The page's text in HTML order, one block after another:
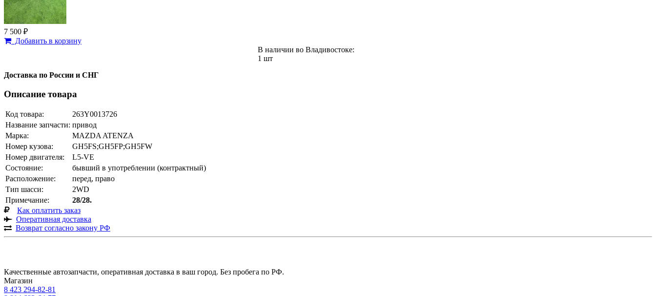
7 500 ₽
Добавить в корзину
В наличии во Владивостоке:
1 шт
Доставка по России и СНГ
Описание товара
Код товара:
263Y0013726
Название запчасти: привод
Марка:
MAZDA ATENZA
Номер кузова:
GH5FS;GH5FP;GH5FW
Номер двигателя:
L5-VE
Состояние:
бывший в употреблении (контрактный)
Расположение:
перед, право
Тип шасси:
2WD
Примечание:
28/28.
Как оплатить заказ
Оперативная доставка
Возврат согласно закону РФ
Качественные автозапчасти, оперативная доставка в ваш город. Без пробега по РФ.
Магазин
8 423 294-82-81